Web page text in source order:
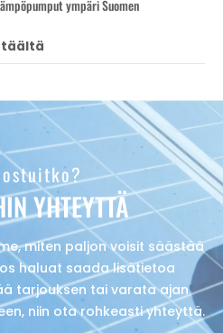
ympäri Suomen
täältä
YHTEYTTÄ
miten paljon voisit säästää
haluat saada lisätietoa
tarjouksen tai varata ajan
niin ota rohkeasti yhteyttä.